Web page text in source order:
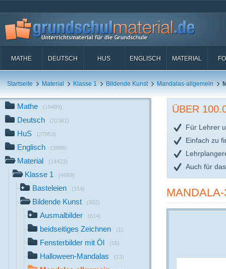
MATHE DEUTSCH HUS ENGLISCH MATERIAL
Startseite Material Klasse 1 Bildende Kunst Mandalas-allgemein
Mathe (19489)
Deutsch (32381)
HuS (27853)
Englisch (3988)
Material (14423)
Klasse 1 (4669)
Basteleien (154)
Bildende Kunst (802)
Ausmalbilder (614)
beidseitiges Zeichnen (1)
Fensterbilder mit Öl (55)
Halloween-Mandalas (13)
ÜBER
Für Lehrer
Einfach zu
Auch für